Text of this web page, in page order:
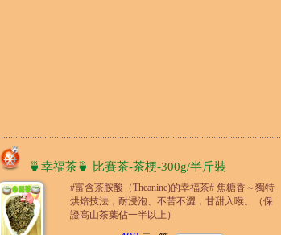
🍵幸福茶🍵 比賽茶-茶梗-300g/半斤裝
#富含茶胺酸（Theanine)的幸福茶# 焦糖香～獨特
烘焙技法，耐浸泡、不苦不澀，甘甜入喉。（保
證高山茶葉佔一半以上）